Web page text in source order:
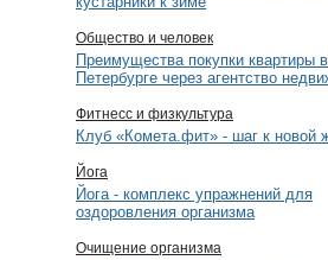
Общество и человек
Преимущества покупки квартиры
Петербурге через агентство
Фитнесс и физкультура
Клуб «Комета.фит» - шаг к новой
Йога
Йога - комплекс упражнений для
оздоровления организма
Очищение организма